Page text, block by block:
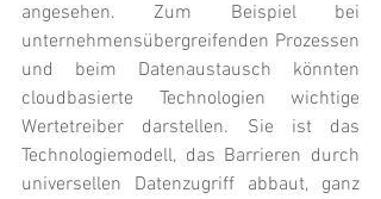
angesehen. Zum Beispiel bei
unternehmensübergreifenden Prozessen
und beim Datenaustausch könnten
cloudbasierte Technologien wichtige
Wertetreiber darstellen. Sie ist das
Technologiemodell, das Barrieren durch
universellen Datenzugriff abbaut, ganz